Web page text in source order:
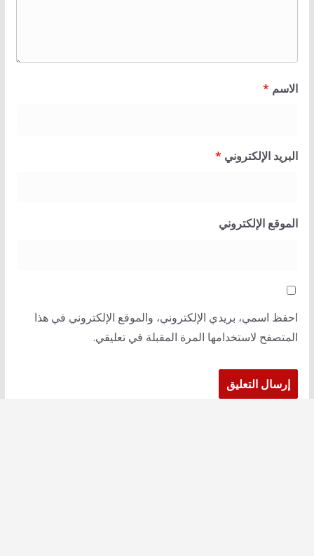
الاسم *
البريد الإلكتروني *
الموقع الإلكتروني
احفظ اسمي، بريدي الإلكتروني، والموقع الإلكتروني في هذا
المتصفح لاستخدامها المرة المقبلة في تعليقي.